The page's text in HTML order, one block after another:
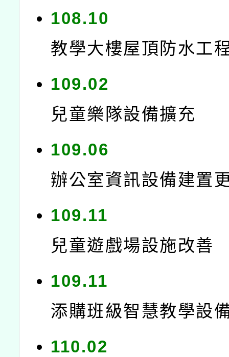
108.10
教學大樓屋頂防水工
109.02
兒童樂隊設備擴充
109.06
辦公室資訊設備建置
109.11
兒童遊戲場設施改善
109.11
添購班級智慧教學設
110.02